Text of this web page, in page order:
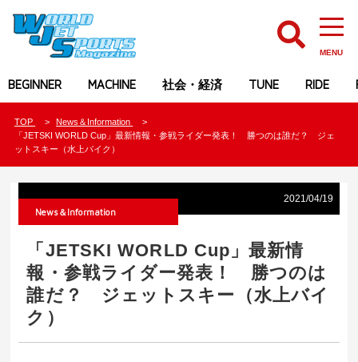
MENU
BEGINNER MACHINE 社会・経済 TUNE RIDE
TOP
News＆Information
「JETSKI WORLD Cup」最新情報・参戦ライダー発表！ 勝つのは誰だ？ ジェ
ットスキー（水上バイク）
2021/04/19
News＆Information
「JETSKI WORLD Cup」最新情
報・参戦ライダー発表！ 勝つのは
誰だ？ ジェットスキー（水上バイ
ク）